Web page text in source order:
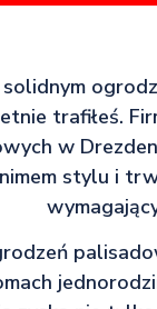
solidnym
trafiłeś.
w
stylu i